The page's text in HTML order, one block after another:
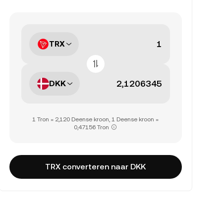
TRX
DKK
1 Tron = 2,120 Deense kroon, 1 Deense kroon =
0,47156 Tron
TRX converteren naar DKK